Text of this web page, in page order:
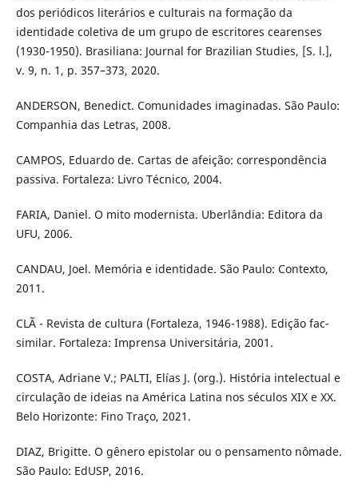
dos periódicos literários e culturais na formação da
identidade coletiva de um grupo de escritores cearenses
(1930-1950). Brasiliana: Journal for Brazilian Studies, [S. l.],
v. 9, n. 1, p. 357–373, 2020.
ANDERSON, Benedict. Comunidades imaginadas. São Paulo:
Companhia das Letras, 2008.
CAMPOS, Eduardo de. Cartas de afeição: correspondência
passiva. Fortaleza: Livro Técnico, 2004.
FARIA, Daniel. O mito modernista. Uberlândia: Editora da
UFU, 2006.
CANDAU, Joel. Memória e identidade. São Paulo: Contexto,
2011.
CLÃ - Revista de cultura (Fortaleza, 1946-1988). Edição fac-
similar. Fortaleza: Imprensa Universitária, 2001.
COSTA, Adriane V.; PALTI, Elías J. (org.). História intelectual e
circulação de ideias na América Latina nos séculos XIX e XX.
Belo Horizonte: Fino Traço, 2021.
DIAZ, Brigitte. O gênero epistolar ou o pensamento nômade.
São Paulo: EdUSP, 2016.